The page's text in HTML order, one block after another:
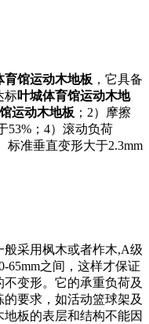
育馆运动木地板 ，它具备
标叶城体育馆运动木地
运动木地板 ；2）摩擦
53%；4）滚动负荷
标准垂直变形大于2.3mm
采用枫木或者柞木,A级
65mm之间，这样才保证
不变形。它的承重负荷及
要求，如活动篮球架及
板的表层和结构不能因